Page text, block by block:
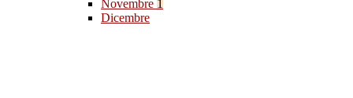
Novembre 1
Dicembre